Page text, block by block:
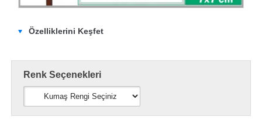
Özelliklerini Keşfet
Renk Seçenekleri